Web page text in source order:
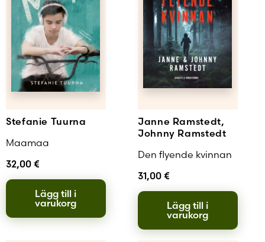
Stefanie Tuurna
Maamaa
32,00 €
Lägg till i
varukorg
Janne Ramstedt,
Johnny Ramstedt
Den flyende kvinnan
31,00 €
Lägg till i
varukorg